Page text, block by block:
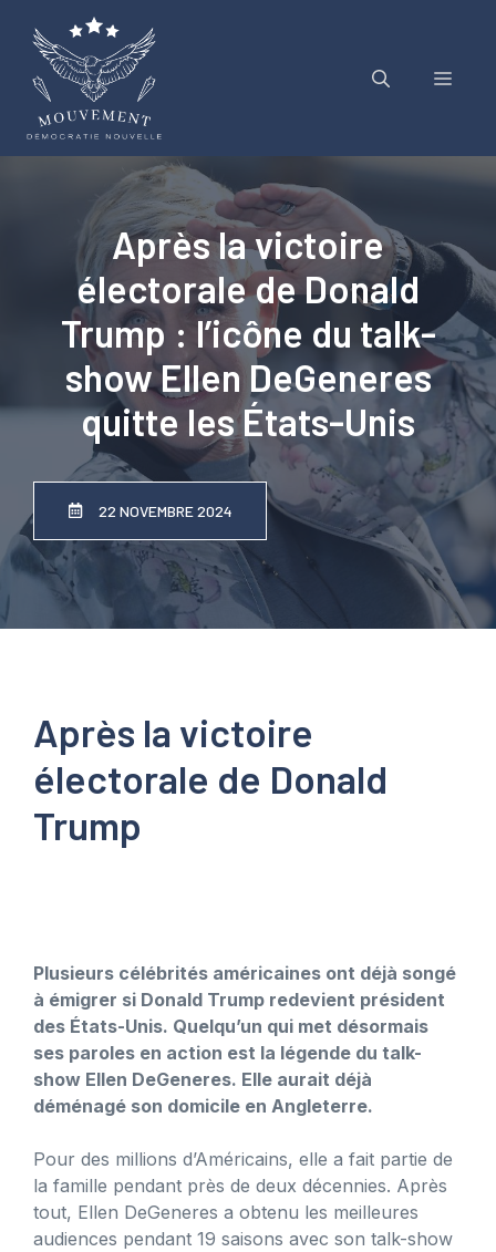
contenu
Menu
Après la victoire
électorale de Donald
Trump : l’icône du talk-
show Ellen DeGeneres
quitte les États-Unis
22 NOVEMBRE 2024
Après la victoire
électorale de Donald
Trump
Plusieurs célébrités américaines ont déjà songé
à émigrer si Donald Trump redevient président
des États-Unis. Quelqu’un qui met désormais
ses paroles en action est la légende du talk-
show Ellen DeGeneres. Elle aurait déjà
déménagé son domicile en Angleterre.
Pour des millions d’Américains, elle a fait partie de
la famille pendant près de deux décennies. Après
tout, Ellen DeGeneres a obtenu les meilleures
audiences pendant 19 saisons avec son talk-show